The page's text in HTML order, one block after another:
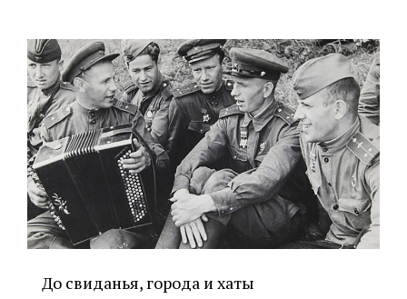
До свиданья, города и хаты